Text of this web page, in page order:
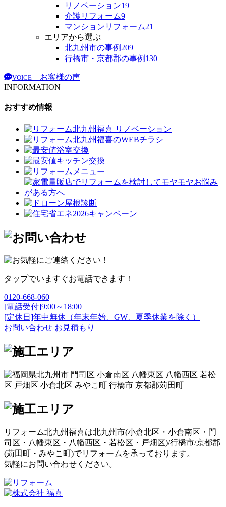
リノベーション19
介護リフォーム9
マンションリフォーム21
エリアから選ぶ
北九州市の事例 209
行橋市・京都郡の事例 130
VOICE
お客様の声
INFORMATION
おすすめ情報
タップでいますぐお電話できます！
0120-668-060
[電話受付]9:00～18:00
[定休日]年中無休（年末年始、GW、夏季休業を除く）
お問い合わせ お見積もり
リフォーム北九州福喜は北九州市(小倉北区 ・ 小倉南区 ・ 門
司区 ・ 八幡東区 ・ 八幡西区 ・ 若松区 ・ 戸畑区)/行橋市/京都郡
(苅田町 ・ みやこ町)でリフォームを承っております。
気軽にお問い合わせください。